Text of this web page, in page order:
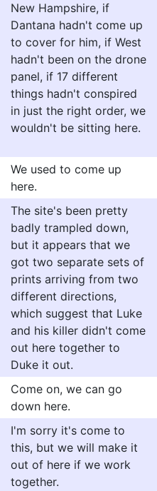
New Hampshire, if
Dantana hadn't come up
to cover for him, if West
hadn't been on the drone
panel, if 17 different
things hadn't conspired
in just the right order, we
wouldn't be sitting here.
We used to come up
here.
The site's been pretty
badly trampled down,
but it appears that we
got two separate sets of
prints arriving from two
different directions,
which suggest that Luke
and his killer didn't come
out here together to
Duke it out.
Come on, we can go
down here.
I'm sorry it's come to
this, but we will make it
out of here if we work
together.